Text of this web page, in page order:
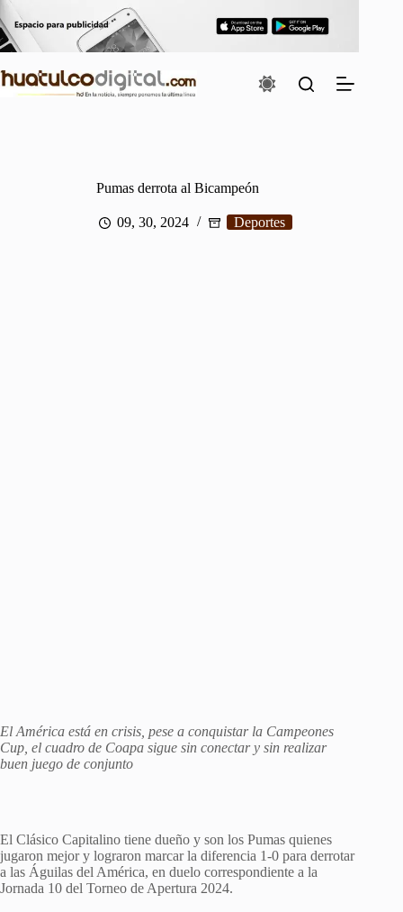
al
contenido
Pumas derrota al Bicampeón
09, 30, 2024 Deportes
El América está en crisis, pese a conquistar la Campeones
Cup, el cuadro de Coapa sigue sin conectar y sin realizar
buen juego de conjunto
El Clásico Capitalino tiene dueño y son los Pumas quienes
jugaron mejor y lograron marcar la diferencia 1-0 para derrotar
a las Águilas del América, en duelo correspondiente a la
Jornada 10 del Torneo de Apertura 2024.